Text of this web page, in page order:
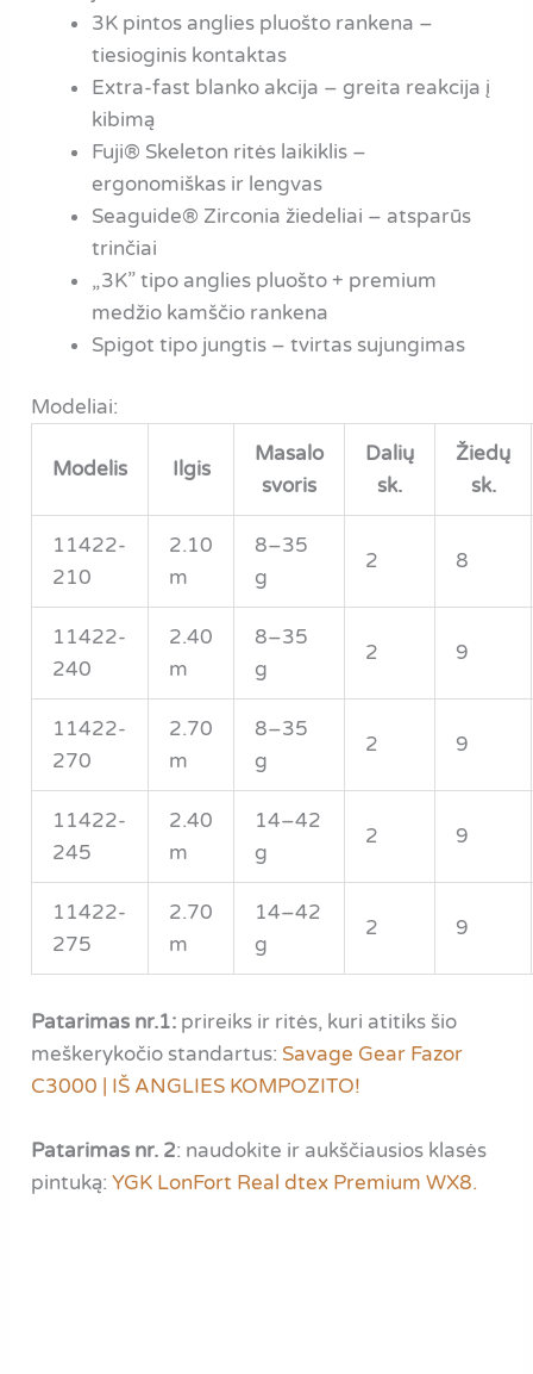
3K pintos anglies pluošto rankena –
tiesioginis kontaktas
Extra-fast blanko akcija – greita reakcija į
kibimą
Fuji® Skeleton ritės laikiklis –
ergonomiškas ir lengvas
Seaguide® Zirconia žiedeliai – atsparūs
trinčiai
„3K” tipo anglies pluošto + premium
medžio kamščio rankena
Spigot tipo jungtis – tvirtas sujungimas
Modeliai:
Modelis Ilgis
Masalo
svoris
Dalių
sk.
Žiedų
sk.
11422-
210
2.10
m
8–35
g
2 8
11422-
240
2.40
m
8–35
g
2 9
11422-
270
2.70
m
8–35
g
2 9
11422-
245
2.40
m
14–42
g
2 9
11422-
275
2.70
m
14–42
g
2 9
Patarimas nr.1: prireiks ir ritės, kuri atitiks šio
meškerykočio standartus: Savage Gear Fazor
C3000 | IŠ ANGLIES KOMPOZITO!
Patarimas nr. 2: naudokite ir aukščiausios klasės
pintuką:YGK LonFort Real dtex Premium WX8.